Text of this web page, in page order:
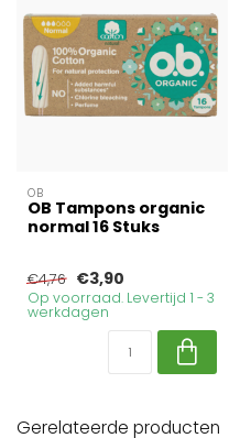
OB
OB Tampons organic
normal 16 Stuks
€4,76 €3,90
Op voorraad. Levertijd 1 - 3
werkdagen
Gerelateerde producten